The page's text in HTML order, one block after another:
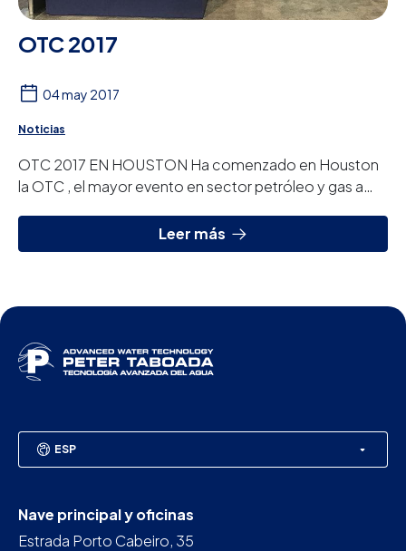
OTC 2017
04 may 2017
Noticias
OTC 2017 EN HOUSTON Ha comenzado en Houston
la OTC , el mayor evento en sector petróleo y gas a
Leer más
ESP
Nave principal y oficinas
Estrada Porto Cabeiro, 35